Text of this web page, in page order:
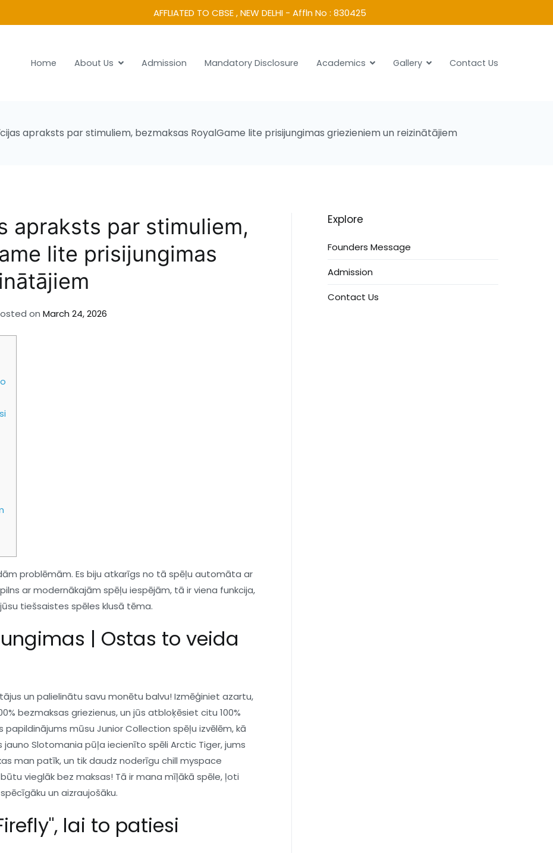
AFFLIATED TO CBSE , NEW DELHI - Affln No : 830425
Vidyanikethan
Home About Us Admission Mandatory Disclosure Academics Gallery Contact Us
apraksts par stimuliem, bezmaksas RoyalGame lite prisijungimas griezieniem un reizinātājiem
apraksts par stimuliem,
lite prisijungimas
onMarch 24, 2026
problēmām. Es biju atkarīgs no tā spēļu automāta ar
ar modernākajām spēļu iespējām, tā ir viena funkcija,
tiešsaistes spēles klusā tēma.
| Ostas to veida
un palielinātu savu monētu balvu! Izmēģiniet azartu,
bezmaksas griezienus, un jūs atbloķēsiet citu 100%
papildinājums mūsu Junior Collection spēļu izvēlēm, kā
jauno Slotomania pūļa iecienīto spēli Arctic Tiger, jums
man patīk, un tik daudz noderīgu chill myspace
vieglāk bez maksas! Tā ir mana mīļākā spēle, ļoti
un aizraujošāku.
lai to patiesi
Explore
Founders Message
Admission
Contact Us